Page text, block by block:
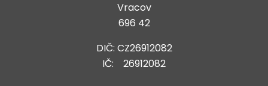
Vracov
696 42
DIČ: CZ26912082
IČ: 26912082